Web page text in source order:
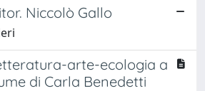
Niccolò Gallo
arte-ecologia a
di Carla Benedetti